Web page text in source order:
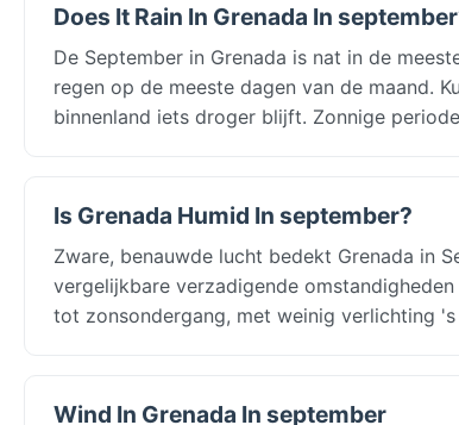
Does It Rain In Grenada In
De September in Grenada is nat in de
regen op de meeste dagen van de maand.
binnenland iets droger blijft. Zonnige
Is Grenada Humid In september?
Zware, benauwde lucht bedekt Grenada in
vergelijkbare verzadigende
tot zonsondergang, met weinig verlichting
Wind In Grenada In september